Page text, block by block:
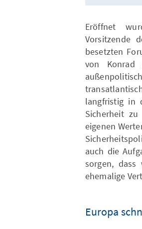
Eröffnet
Vorsitzende
besetzten
von Konrad
langfristig in
Sicherheit
eigenen
auch die
sorgen, dass
ehemalige
Europa